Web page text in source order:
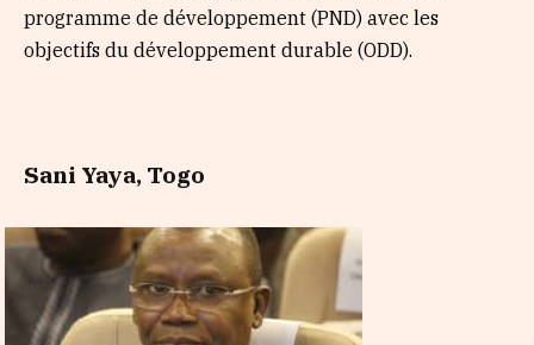
programme de développement (PND) avec les
objectifs du développement durable (ODD).
Sani Yaya, Togo